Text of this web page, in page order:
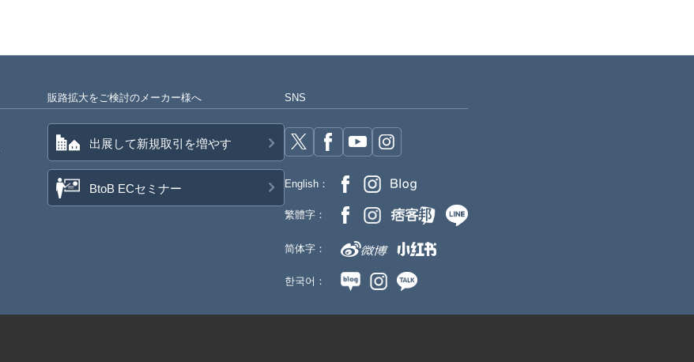
販路拡大をご検討のメーカー様へ
出展して新規取引を増やす
BtoB ECセミナー
SNS
English：
繁體字：
简体字：
한국어：